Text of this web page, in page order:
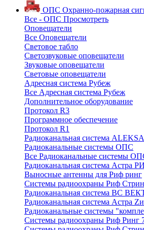
ОПС Охранно-пожарная
Все - ОПС Просмотреть
Оповещатели
Все Оповещатели
Световое табло
Светозвуковые оповещатели
Звуковые оповещатели
Световые оповещатели
Адресная система Рубеж
Все Адресная система Рубеж
Дополнительное оборудование
Протокол R3
Программное обеспечение
Протокол R1
Радиоканальная система ALEKSA
Радиоканальные системы ОПС
Все Радиоканальные системы
Радиоканальная система Астра
Выносные антенны для Риф ринг
Системы радиоохраны Риф
Радиоканальная система ВС
Радиоканальная система Астра
Радиоканальные системы
Системы радиоохраны Риф Ринг